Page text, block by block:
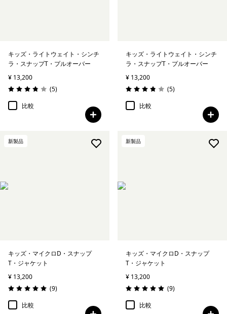
キッズ・ライトウェイト・シンチ
ラ・スナップT・プルオーバー
¥ 13,200
評価: 3.8 / 5
(5レビュー
)
比較
キッズ・ライトウェイト・シンチ
ラ・スナップT・プルオーバー
¥ 13,200
評価: 3.8 / 5
(5レビュー
)
比較
新製品
キッズ・マイクロD・スナップ
T・ジャケット
¥ 13,200
評価: 5.0 / 5
(9レビュー
)
比較
新製品
キッズ・マイクロD・スナップ
T・ジャケット
¥ 13,200
評価: 5.0 / 5
(9レビュー
)
比較